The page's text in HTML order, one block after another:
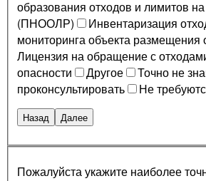
образования отходов и лимитов
(ПНООЛР)
Инвентаризация
мониторинга объекта размещения
Лицензия на обращение с
опасности
Другое
Точно не
проконсультировать
Не
Назад Далее
Пожалуйста укажите наиболее